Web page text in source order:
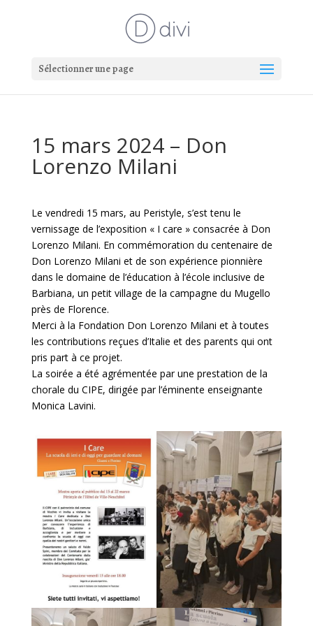
Sélectionner une page
15 mars 2024 – Don
Lorenzo Milani
Le vendredi 15 mars, au Peristyle, s’est tenu le
vernissage de l’exposition « I care » consacrée à Don
Lorenzo Milani. En commémoration du centenaire de
Don Lorenzo Milani et de son expérience pionnière
dans le domaine de l’éducation à l’école inclusive de
Barbiana, un petit village de la campagne du Mugello
près de Florence.
Merci à la Fondation Don Lorenzo Milani et à toutes
les contributions reçues d’Italie et des parents qui ont
pris part à ce projet.
La soirée a été agrémentée par une prestation de la
chorale du CIPE, dirigée par l’éminente enseignante
Monica Lavini.